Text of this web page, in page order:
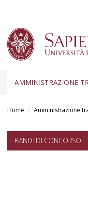
AMMINISTRAZIONE
Home Amministrazione
BANDI DI CONCORSO